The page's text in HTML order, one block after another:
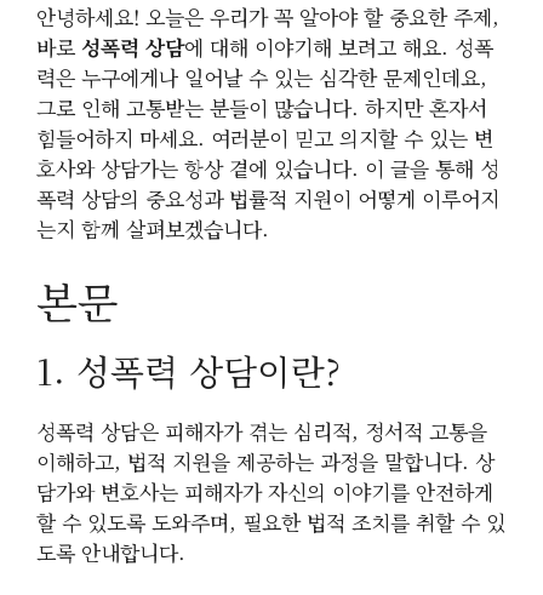
안녕하세요! 오늘은 우리가 꼭 알아야 할 중요한 주제,
바로 성폭력 상담에 대해 이야기해 보려고 해요. 성폭
력은 누구에게나 일어날 수 있는 심각한 문제인데요,
그로 인해 고통받는 분들이 많습니다. 하지만 혼자서
힘들어하지 마세요. 여러분이 믿고 의지할 수 있는 변
호사와 상담가는 항상 곁에 있습니다. 이 글을 통해 성
폭력 상담의 중요성과 법률적 지원이 어떻게 이루어지
는지 함께 살펴보겠습니다.
본문
1. 성폭력 상담이란?
성폭력 상담은 피해자가 겪는 심리적, 정서적 고통을
이해하고, 법적 지원을 제공하는 과정을 말합니다. 상
담가와 변호사는 피해자가 자신의 이야기를 안전하게
할 수 있도록 도와주며, 필요한 법적 조치를 취할 수 있
도록 안내합니다.